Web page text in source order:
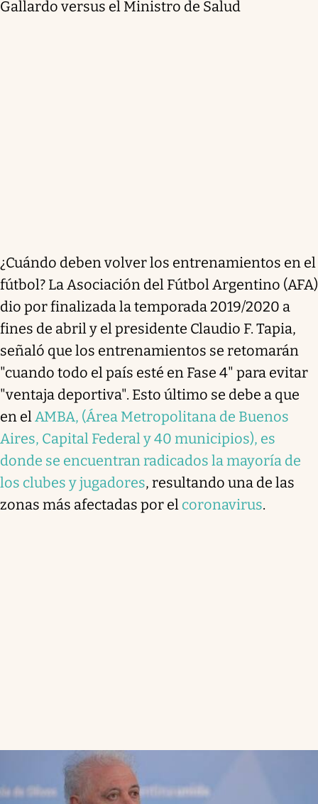
Gallardo versus el Ministro de Salud
¿Cuándo deben volver los entrenamientos en el
fútbol? La Asociación del Fútbol Argentino (AFA)
dio por finalizada la temporada 2019/2020 a
fines de abril y el presidente Claudio F. Tapia,
señaló que los entrenamientos se retomarán
"cuando todo el país esté en Fase 4" para evitar
"ventaja deportiva". Esto último se debe a que
en elAMBA, (Área Metropolitana de Buenos
Aires, Capital Federal y 40 municipios), es
donde se encuentran radicados la mayoría de
los clubes y jugadores, resultando una de las
zonas más afectadas por el coronavirus.